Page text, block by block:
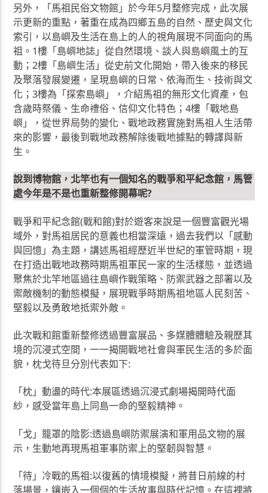
另外，「馬祖民俗文物館」於今年5月整修完成，此次展
示更新的重點，著重在成為四鄉五島的自然、歷史與文化
索引，以島嶼及生活在島上的人的視角展現不同面向的馬
祖。1樓「島嶼地誌」從自然環境、談人與島嶼風土的互
動；2樓「島嶼生活」從史前文化開始，帶入後來的移民
及聚落發展變遷，呈現島嶼的日常、依海而生、技術與文
化；3樓為「探索島嶼」，介紹馬祖的無形文化資產，包
含歲時祭儀、生命禮俗、信仰文化特色；4樓「戰地島
嶼」，從世界局勢的變化、戰地政務實施對馬祖人生活帶
來的影響，最後到戰地政務解除後戰地據點的轉譯與新
生。
說到博物館，北竿也有一個知名的戰爭和平紀念館，馬管
處今年是不是也重新整修開幕呢?
戰爭和平紀念館(戰和館)對於遊客來說是一個豐富觀光場
域外，對馬祖居民的意義也相當深遠，過去我們以「感動
與回憶」為主題，講述馬祖經歷近半世紀的軍管時期，現
在打造出戰地政務時期馬祖軍民一家的生活樣態，並透過
聚焦於北竿地區過往島嶼作戰策略、防禦武器之部署以及
禦敵機制的動態模擬，展現戰爭時期馬祖地區人民刻苦、
堅毅以及勇敢地抵禦外敵。
此次戰和館重新整修透過豐富展品、多媒體體驗及親歷其
境的沉浸式空間，一一揭開戰地社會與軍民生活的多於面
貌，枕戈待旦分別代表如下:
「枕」動盪的時代:本展區透過沉浸式劇場揭開時代面
紗，感受當年島上同島一命的堅毅精神。
「戈」籠罩的陰影:透過島嶼防禦展演和軍用品文物的展
示，生動地再現馬祖軍事防禦上的堅韌與智慧。
「待」冷戰的馬祖:以復舊的情境模擬，將昔日前線的村
落場景，鑲嵌入一個個的生活故事與時代記憶。在這裡將